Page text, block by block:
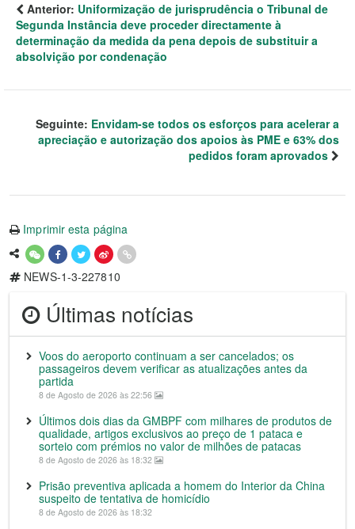
Anterior: Uniformização de jurisprudência o Tribunal de
Segunda Instância deve proceder directamente à
determinação da medida da pena depois de substituir a
absolvição por condenação
Seguinte: Envidam-se todos os esforços para acelerar a
apreciação e autorização dos apoios às PME e 63% dos
pedidos foram aprovados
Imprimir esta página
NEWS-1-3-227810
Últimas notícias
Voos do aeroporto continuam a ser cancelados; os
passageiros devem verificar as atualizações antes da
partida
8 de Agosto de 2026 às 22:56
Últimos dois dias da GMBPF com milhares de produtos de
qualidade, artigos exclusivos ao preço de 1 pataca e
sorteio com prémios no valor de milhões de patacas
8 de Agosto de 2026 às 18:32
Prisão preventiva aplicada a homem do Interior da China
suspeito de tentativa de homicídio
8 de Agosto de 2026 às 18:32